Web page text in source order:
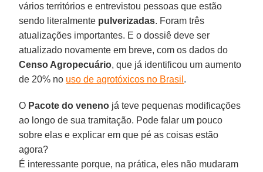
vários territórios e entrevistou pessoas que estão
sendo literalmente pulverizadas. Foram três
atualizações importantes. E o dossiê deve ser
atualizado novamente em breve, com os dados do
Censo Agropecuário, que já identificou um aumento
de 20% no uso de agrotóxicos no Brasil .
O Pacote do veneno já teve pequenas modificações
ao longo de sua tramitação. Pode falar um pouco
sobre elas e explicar em que pé as coisas estão
agora?
É interessante porque, na prática, eles não mudaram